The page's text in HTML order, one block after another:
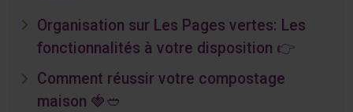
Organisation sur Les Pages vertes: Les
fonctionnalités à votre disposition 👉
Comment réussir votre compostage
maison 🍓🥙